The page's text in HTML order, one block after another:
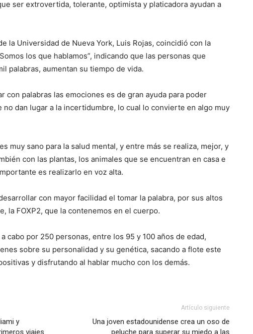
ser extrovertida, tolerante, optimista y platicadora ayudan a
la Universidad de Nueva York, Luis Rojas, coincidió con la
los que hablamos”, indicando que las personas que
palabras, aumentan su tiempo de vida.
con palabras las emociones es de gran ayuda para poder
dan lugar a la incertidumbre, lo cual lo convierte en algo muy
muy sano para la salud mental, y entre más se realiza, mejor, y
con las plantas, los animales que se encuentran en casa e
es realizarlo en voz alta.
con mayor facilidad el tomar la palabra, por sus altos
la FOXP2, que la contenemos en el cuerpo.
cabo por 250 personas, entre los 95 y 100 años de edad,
sobre su personalidad y su genética, sacando a flote este
y disfrutando al hablar mucho con los demás.
y
viajes
Artículo siguiente
Una joven estadounidense crea un oso de
peluche para superar su miedo a las